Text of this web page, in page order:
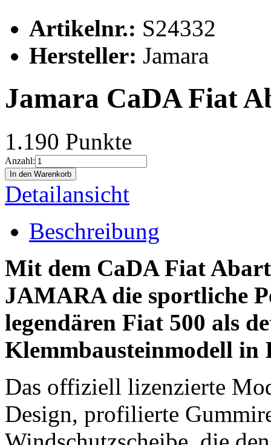
Artikelnr.: S24332
Hersteller: Jamara
Jamara CaDA Fiat
1.190 Punkte
Anzahl:
In den Warenkorb
Detailansicht
Beschreibung
Mit dem CaDA Fiat
JAMARA die sportliche
legendären Fiat 500 als
Klemmbausteinmodell in
Das offiziell lizenzierte
Design, profilierte